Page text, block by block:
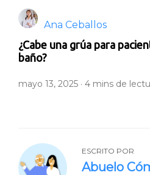
Ana Ceballos
¿Cabe una grúa para
baño?
mayo 13, 2025 · 4 mins de
ESCRITO POR
Abuelo